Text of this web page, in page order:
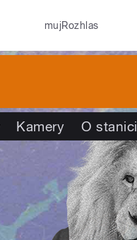
mujRozhlas
Kamery O stanici